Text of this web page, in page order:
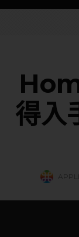
得入